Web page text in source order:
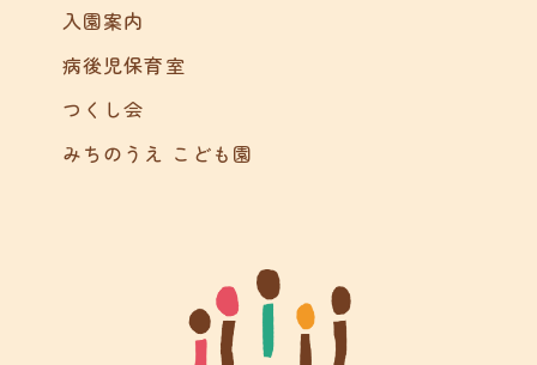
入園案内
病後児保育室
つくし会
みちのうえ こども園